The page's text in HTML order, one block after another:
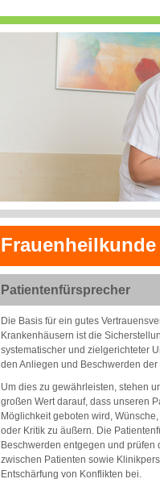
Frauenheilkunde
Patientenfürsprecher
Die Basis für ein gutes
Krankenhäusern ist die
systematischer und zielgerichteter
den Anliegen und Beschwerden der
Um dies zu gewährleisten, stehen
großen Wert darauf, dass unseren
Möglichkeit geboten wird,
oder Kritik zu äußern. Die
Beschwerden entgegen und
zwischen Patienten sowie
Entschärfung von Konflikten bei.